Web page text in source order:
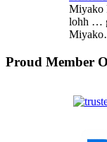
Miyako
lohh …
Proud Member